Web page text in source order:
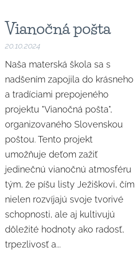
Vianočná pošta
20.10.2024
Naša materská škola sa s
nadšením zapojila do krásneho
a tradíciami prepojeného
projektu "Vianočná pošta",
organizovaného Slovenskou
poštou. Tento projekt
umožňuje deťom zažiť
jedinečnú vianočnú atmosféru
tým, že píšu listy Ježiškovi, čím
nielen rozvíjajú svoje tvorivé
schopnosti, ale aj kultivujú
dôležité hodnoty ako radosť,
trpezlivosť a...